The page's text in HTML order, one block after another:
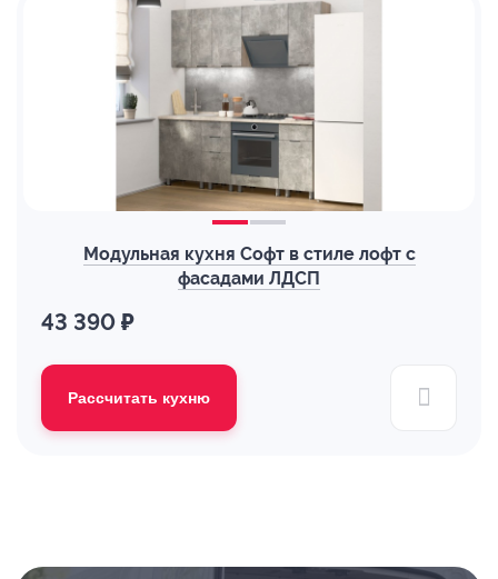
Модульная кухня Софт в стиле лофт с
фасадами ЛДСП
43 390 ₽
Рассчитать кухню